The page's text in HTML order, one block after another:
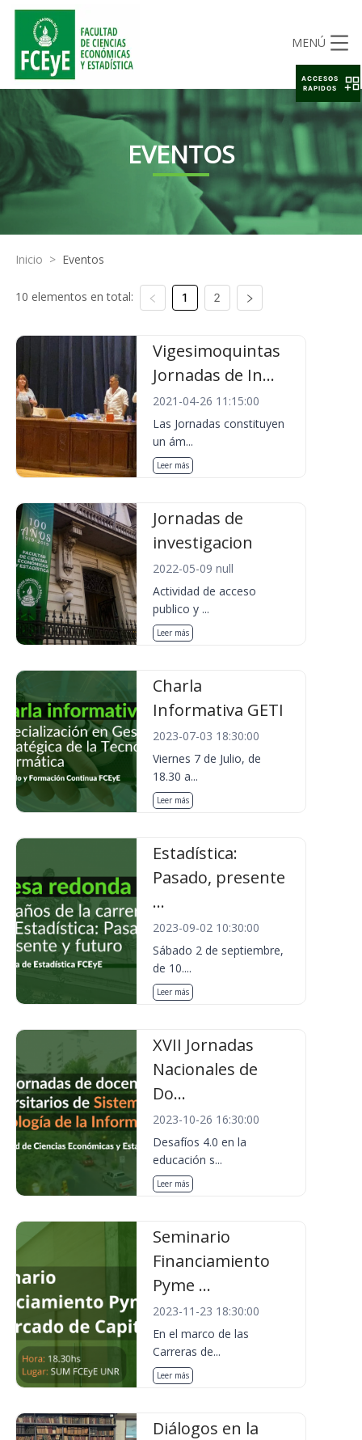
MENÚ
EVENTOS
Inicio > Eventos
10 elementos en total: 1 2
Vigesimoquintas
Jornadas de In...
2021-04-26 11:15:00
Las Jornadas constituyen
un ám...
Leer más
Jornadas de
investigacion
2022-05-09 null
Actividad de acceso
publico y ...
Leer más
Charla
Informativa GETI
2023-07-03 18:30:00
Viernes 7 de Julio, de
18.30 a...
Leer más
Estadística:
Pasado, presente
...
2023-09-02 10:30:00
Sábado 2 de septiembre,
de 10....
Leer más
XVII Jornadas
Nacionales de
Do...
2023-10-26 16:30:00
Desafíos 4.0 en la
educación s...
Leer más
Seminario
Financiamiento
Pyme ...
2023-11-23 18:30:00
En el marco de las
Carreras de...
Leer más
Diálogos en la
ACCESOS
RAPIDOS